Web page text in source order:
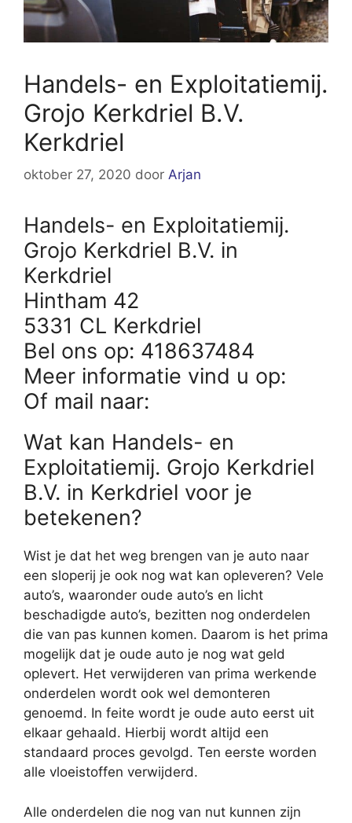
Handels- en Exploitatiemij.
Grojo Kerkdriel B.V.
Kerkdriel
oktober 27, 2020 door Arjan
Handels- en Exploitatiemij.
Grojo Kerkdriel B.V. in
Kerkdriel
Hintham 42
5331 CL Kerkdriel
Bel ons op: 418637484
Meer informatie vind u op:
Of mail naar:
Wat kan Handels- en
Exploitatiemij. Grojo Kerkdriel
B.V. in Kerkdriel voor je
betekenen?
Wist je dat het weg brengen van je auto naar
een sloperij je ook nog wat kan opleveren? Vele
auto’s, waaronder oude auto’s en licht
beschadigde auto’s, bezitten nog onderdelen
die van pas kunnen komen. Daarom is het prima
mogelijk dat je oude auto je nog wat geld
oplevert. Het verwijderen van prima werkende
onderdelen wordt ook wel demonteren
genoemd. In feite wordt je oude auto eerst uit
elkaar gehaald. Hierbij wordt altijd een
standaard proces gevolgd. Ten eerste worden
alle vloeistoffen verwijderd.
Alle onderdelen die nog van nut kunnen zijn